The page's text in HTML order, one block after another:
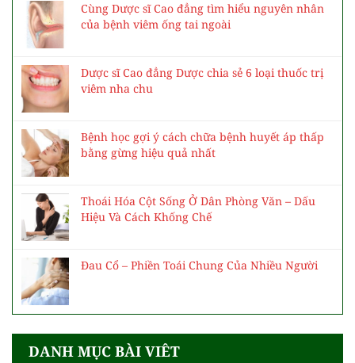
Cùng Dược sĩ Cao đẳng tìm hiểu nguyên nhân
của bệnh viêm ống tai ngoài
Dược sĩ Cao đẳng Dược chia sẻ 6 loại thuốc trị
viêm nha chu
Bệnh học gợi ý cách chữa bệnh huyết áp thấp
bằng gừng hiệu quả nhất
Thoái Hóa Cột Sống Ở Dân Phòng Văn – Dấu
Hiệu Và Cách Khống Chế
Đau Cổ – Phiền Toái Chung Của Nhiều Người
DANH MỤC BÀI VIÊT